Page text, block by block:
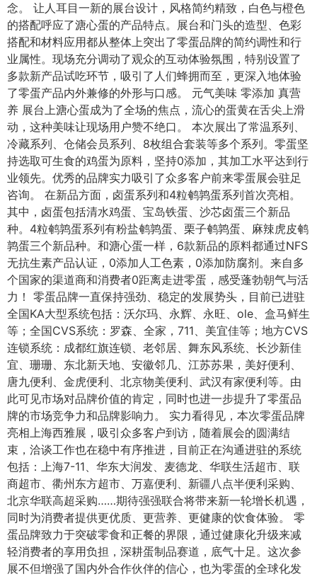
念。 让人耳目一新的展台设计，风格简约精致，白色与橙色
的搭配呼应了溏心蛋的产品特点。展台和门头的造型、色彩
搭配和材料应用都从整体上突出了零蛋品牌的简约调性和行
业属性。现场充分调动了观众的互动体验氛围，特别设置了
多款新产品试吃环节，吸引了人们蜂拥而至，更深入地体验
了零蛋产品内外兼修的外形与口感。 元气美味 零添加 真营
养 展台上溏心蛋成为了全场的焦点，流心的蛋黄在舌尖上滑
动，这种美味让现场用户赞不绝口。 本次展出了常温系列、
冷藏系列、仓储会员系列、8枚组合套装等多个系列。零蛋坚
持选取可生食的鸡蛋为原料，坚持0添加，其加工水平达到行
业领先。优秀的品牌实力吸引了众多客户前来零蛋展会驻足
咨询。 在新品方面，卤蛋系列和4粒鹌鹑蛋系列首次亮相。
其中，卤蛋包括清水鸡蛋、宝岛铁蛋、沙芯卤蛋三个新品
种。4粒鹌鹑蛋系列有粉盐鹌鹑蛋、栗子鹌鹑蛋、麻辣虎皮鹌
鹑蛋三个新品种。和溏心蛋一样，6款新品的原料都通过NFS
无抗生素产品认证，0添加人工色素，0添加防腐剂。来自多
个国家的渠道商和消费者0距离走进零蛋，感受蓬勃朝气与活
力！ 零蛋品牌一直保持强劲、稳定的发展势头，目前已进驻
全国KA大型系统包括：沃尔玛、永辉、永旺、ole、盒马鲜生
等；全国CVS系统：罗森、全家，711、美宜佳等；地方CVS
连锁系统：成都红旗连锁、老邻居、舞东风系统、长沙新佳
宜、珊珊、东北新天地、安徽邻几、江苏苏果，美好便利、
唐九便利、金虎便利、北京物美便利、武汉有家便利等。由
此可见市场对品牌价值的肯定，同时也进一步提升了零蛋品
牌的市场竞争力和品牌影响力。 实力看得见，本次零蛋品牌
亮相上海西雅展，吸引众多客户到访，随着展会的圆满结
束，洽谈工作也在稳中有序推进，目前正在沟通进驻的系统
包括：上海7-11、华东大润发、麦德龙、华联生活超市、联
商超市、衢州东方超市、万嘉便利、新疆八点半便利采购、
北京华联高超采购……期待强强联合将带来新一轮增长机遇，
同时为消费者提供更优质、更营养、更健康的饮食体验。 零
蛋品牌致力于突破零食和正餐的界限，通过健康化升级来减
轻消费者的享用负担，深耕蛋制品赛道，底气十足。这次参
展不但增强了国内外合作伙伴的信心，也为零蛋的全球化发